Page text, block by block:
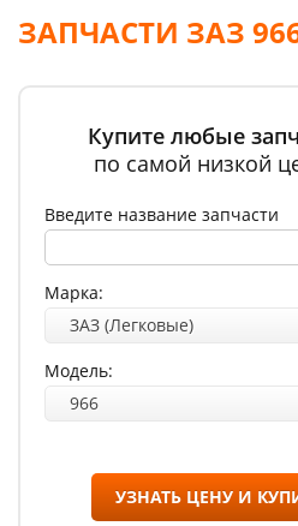
ЗАПЧАСТИ ЗАЗ
Купите любые
по самой низкой
Введите название запчасти
Марка:
ЗАЗ (Легковые)
Модель:
966
УЗНАТЬ ЦЕНУ И